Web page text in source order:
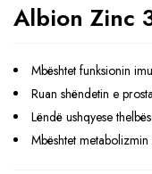
Albion Zinc
Mbështet funksionin
Ruan shëndetin e
Lëndë ushqyese
Mbështet